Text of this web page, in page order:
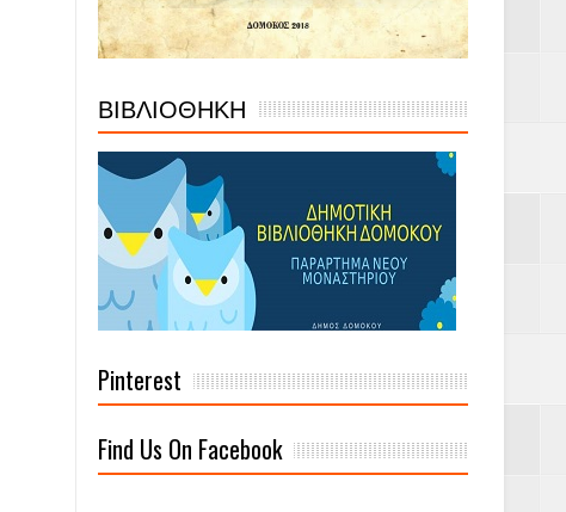
ΒΙΒΛΙΟΘΗΚΗ
Pinterest
Find Us On Facebook